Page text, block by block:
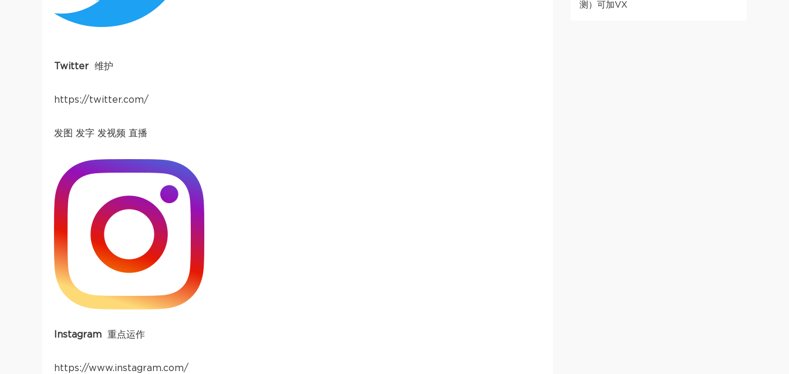
Twitter 维护
https://twitter.com/
发图 发字 发视频 直播
Instagram 重点运作
https://www.instagram.com/
测）可加VX